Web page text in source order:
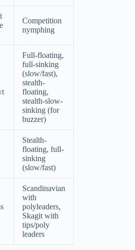
Competition
nymphing
Full-floating,
full-sinking
(slow/fast),
stealth-
floating,
stealth-slow-
sinking (for
buzzer)
Stealth-
floating, full-
sinking
(slow/fast)
Scandinavian
with
polyleaders,
Skagit with
tips/poly
leaders